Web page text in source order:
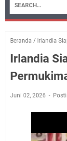
Beranda / Irlandia
Irlandia
Juni 02, 2026